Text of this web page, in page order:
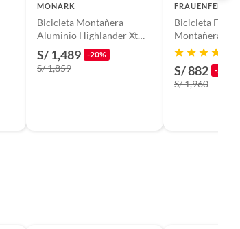
MONARK
Bicicleta Montañera
Aluminio Highlander Xt
Aro 29 Monark
S/ 1,489 -20%
S/ 1,859
FRAUENFELDER
Bicicleta
Montañera
29 Azul
S/ 882 -55%
S/ 1,960